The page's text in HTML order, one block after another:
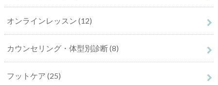
オンラインレッスン (12)
カウンセリング・体型別診断(8)
フットケア (25)